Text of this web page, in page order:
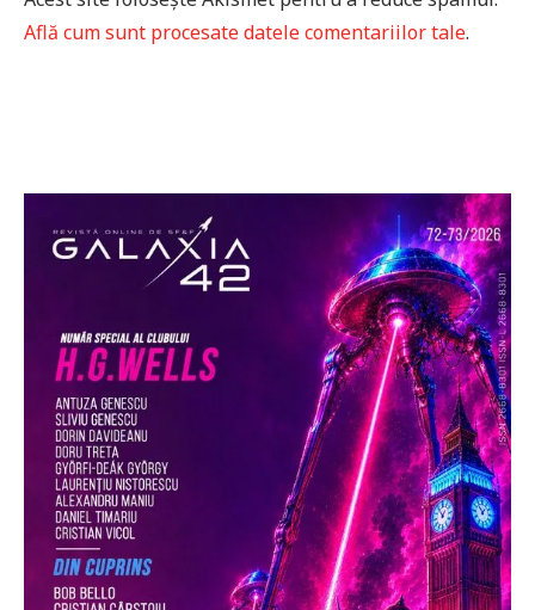
Află cum sunt procesate datele comentariilor tale.